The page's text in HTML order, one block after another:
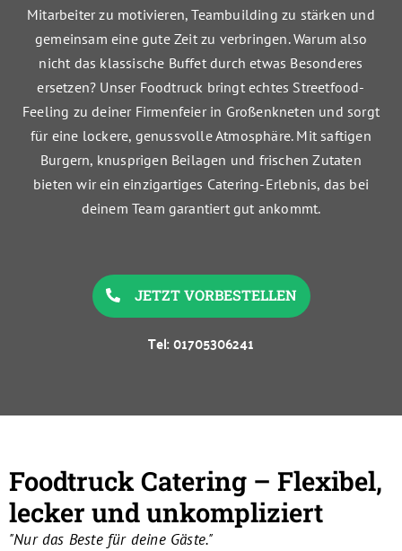
Mitarbeiter zu motivieren, Teambuilding zu stärken und
gemeinsam eine gute Zeit zu verbringen. Warum also
nicht das klassische Buffet durch etwas Besonderes
ersetzen? Unser Foodtruck bringt echtes Streetfood-
Feeling zu deiner Firmenfeier in Großenkneten und sorgt
für eine lockere, genussvolle Atmosphäre. Mit saftigen
Burgern, knusprigen Beilagen und frischen Zutaten
bieten wir ein einzigartiges Catering-Erlebnis, das bei
deinem Team garantiert gut ankommt.
JETZT VORBESTELLEN
Tel: 01705306241
Foodtruck Catering – Flexibel,
lecker und unkompliziert
"Nur das Beste für deine Gäste."